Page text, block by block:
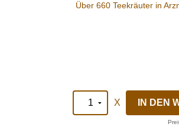
Über 660 Teekräuter in
X